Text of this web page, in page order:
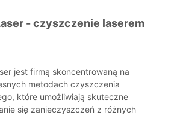
- czyszczenie laserem
jest firmą skoncentrowaną na
metodach czyszczenia
które umożliwiają skuteczne
się zanieczyszczeń z różnych